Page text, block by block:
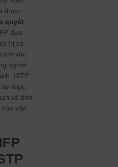
được.
quyết
dựa
trị cá
xúc
người
ISTP
logic,
và tính
của vấn